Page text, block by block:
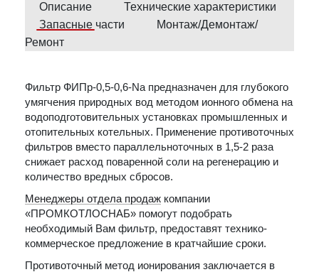
Описание
Технические характеристики
Запасные части
Монтаж/Демонтаж/
Ремонт
Фильтр ФИПр-0,5-0,6-Na предназначен для глубокого
умягчения природных вод методом ионного обмена на
водоподготовительных установках промышленных и
отопительных котельных. Применение противоточных
фильтров вместо параллельноточных в 1,5-2 раза
снижает расход поваренной соли на регенерацию и
количество вредных сбросов.
Менеджеры отдела продаж компании
«ПРОМКОТЛОСНАБ» помогут подобрать
необходимый Вам фильтр, предоставят технико-
коммерческое предложение в кратчайшие сроки.
Противоточный метод ионирования заключается в